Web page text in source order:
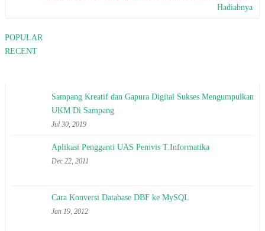
Hadiahnya
POPULAR
RECENT
Sampang Kreatif dan Gapura Digital Sukses Mengumpulkan
UKM Di Sampang
Jul 30, 2019
Aplikasi Pengganti UAS Pemvis T.Informatika
Dec 22, 2011
Cara Konversi Database DBF ke MySQL
Jan 19, 2012